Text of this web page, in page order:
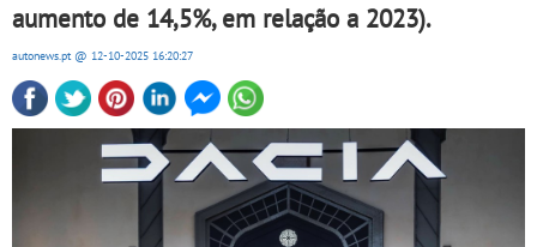
aumento de 14,5%, em relação a 2023).
autonews.pt @ 12-10-2025 16:20:27